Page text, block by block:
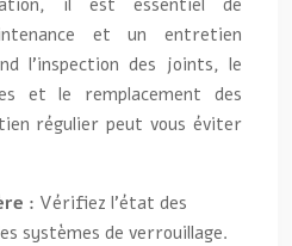
il est essentiel de
et un entretien
l’inspection des joints, le
et le remplacement des
régulier peut vous éviter
: Vérifiez l’état des
systèmes de verrouillage.